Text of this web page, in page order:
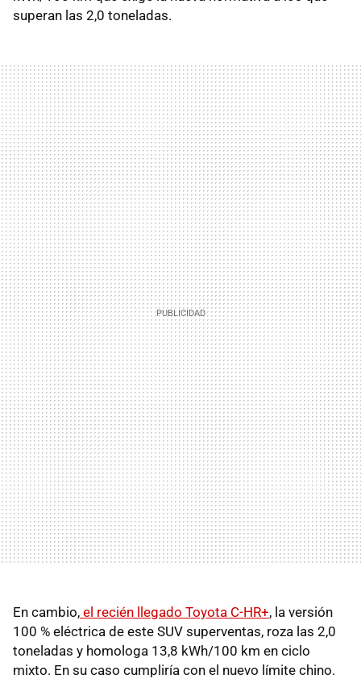
superan las 2,0 toneladas.
En cambio, el recién llegado Toyota C-HR+, la versión
100 % eléctrica de este SUV superventas, roza las 2,0
toneladas y homologa 13,8 kWh/100 km en ciclo
mixto. En su caso cumpliría con el nuevo límite chino.